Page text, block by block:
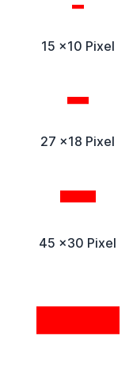
15 x10 Pixel
27 x18 Pixel
45 x30 Pixel